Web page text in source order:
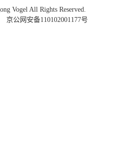
Vogel All Rights Reserved.
京公网安备110102001177号